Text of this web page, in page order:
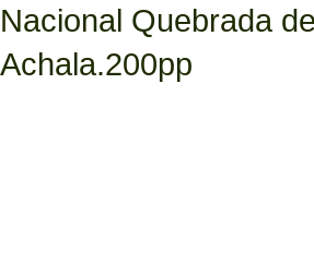
Nacional Quebrada
Achala.200pp